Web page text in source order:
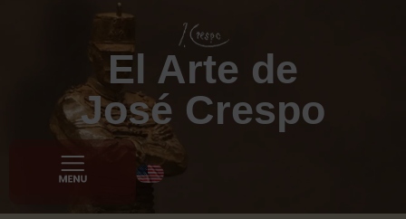
El Arte de
José Crespo